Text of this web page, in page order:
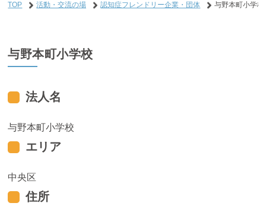
TOP 活動・交流の場 認知症フレンドリー企業・団体 与野本町小学校
与野本町小学校
法人名
与野本町小学校
エリア
中央区
住所